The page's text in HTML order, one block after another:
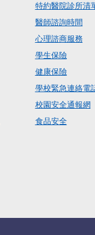
特約醫院診所清
醫師諮詢時間
心理諮商服務
學生保險
健康保險
學校緊急連絡電
校園安全通報網
食品安全